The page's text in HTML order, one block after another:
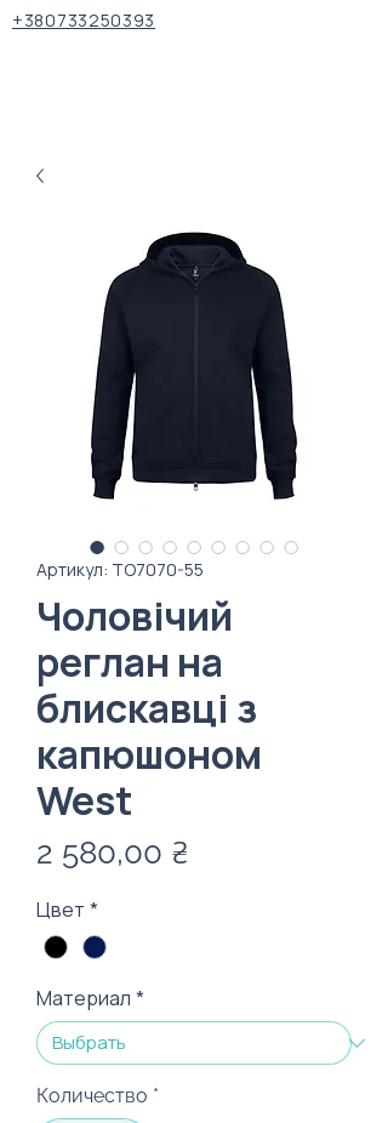
+380733250393
Артикул: ТО7070-55
Чоловічий
реглан на
блискавці з
капюшоном
West
2 580,00 ₴
Цвет *
Материал *
Количество *